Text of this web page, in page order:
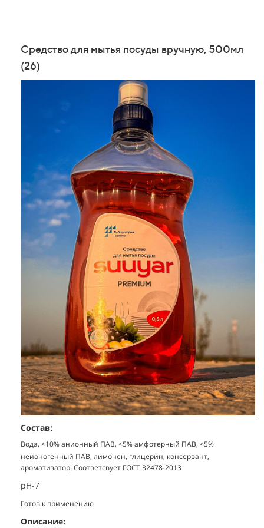
Средство для мытья посуды вручную, 500мл
(26)
Состав:
Вода, <10% анионный ПАВ, <5% амфотерный ПАВ, <5%
неионогенный ПАВ, лимонен, глицерин, консервант,
ароматизатор. Соответсвует ГОСТ 32478-2013
pH-7
Готов к применению
Описание: